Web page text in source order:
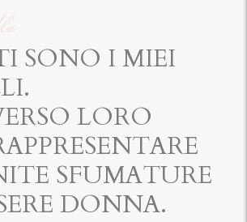
SONO I MIEI
LORO
SFUMATURE
DONNA.